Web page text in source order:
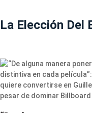
La Elección Del